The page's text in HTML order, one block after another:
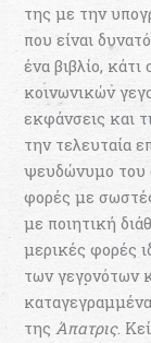
της με την
που είναι
ένα βιβλίο,
κοινωνικών
εκφάνσεις και
την τελευταία
ψευδώνυμο του
φορές με
με ποιητική
μερικές φορές
των γεγονότων
τηςΆπατρις.